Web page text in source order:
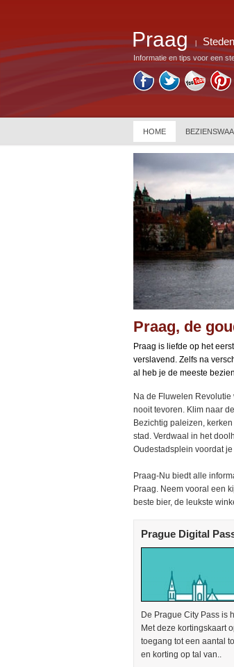
Praag
Informatie en tips voor een
HOME
Praag, de
Praag is liefde op het
verslavend. Zelfs na
al heb je de meeste
Na de Fluwelen
nooit tevoren. Klim naar
Bezichtig paleizen,
stad. Verdwaal in het
Oudestadsplein voordat
Praag-Nu biedt alle
Praag. Neem vooral een
beste bier, de leukste
Prague Digital
De Prague City Pass is
Met deze kortingskaart
toegang tot een aantal
en korting op tal van..